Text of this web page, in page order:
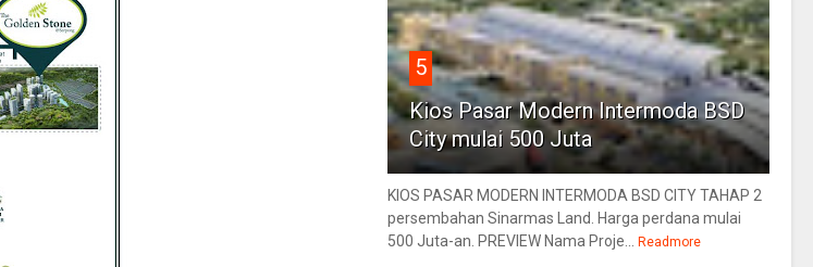
5
Kios Pasar Modern Intermoda BSD
City mulai 500 Juta
KIOS PASAR MODERN INTERMODA BSD CITY TAHAP 2
persembahan Sinarmas Land. Harga perdana mulai
500 Juta-an. PREVIEW Nama Proje...
Readmore